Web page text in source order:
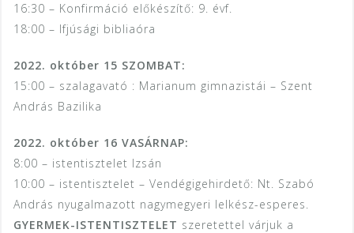
16:30 – Konfirmáció előkészítő: 9. évf.
18:00 – Ifjúsági bibliaóra
2022. október 15 SZOMBAT:
15:00 – szalagavató : Marianum gimnazistái – Szent
András Bazilika
2022. október 16 VASÁRNAP:
8:00 – istentisztelet Izsán
10:00 – istentisztelet – Vendégigehirdető: Nt. Szabó
András nyugalmazott nagymegyeri lelkész-esperes.
GYERMEK-ISTENTISZTELET szeretettel várjuk a